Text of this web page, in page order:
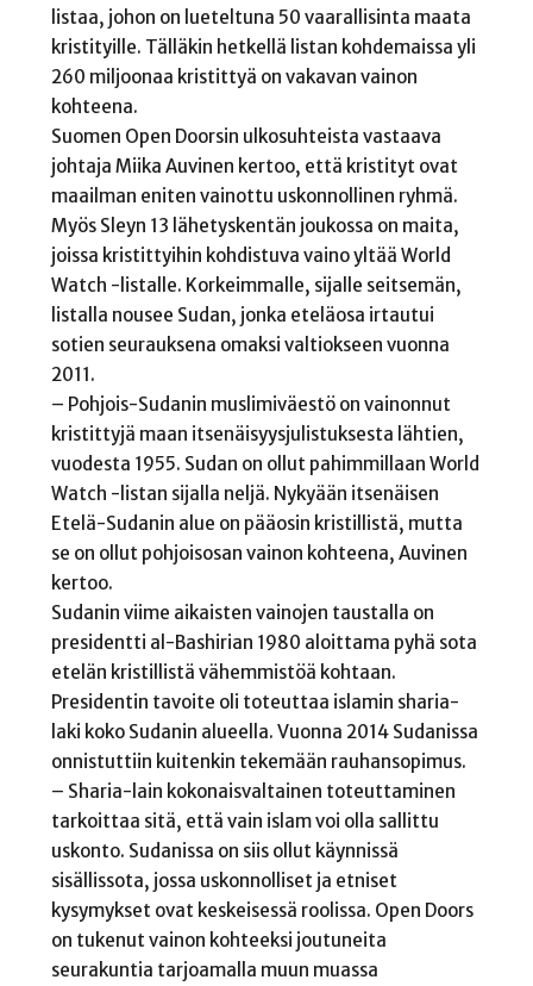
listaa, johon on lueteltuna 50 vaarallisinta maata
kristityille. Tälläkin hetkellä listan kohdemaissa yli
260 miljoonaa kristittyä on vakavan vainon
kohteena.
Suomen Open Doorsin ulkosuhteista vastaava
johtaja Miika Auvinen kertoo, että kristityt ovat
maailman eniten vainottu uskonnollinen ryhmä.
Myös Sleyn 13 lähetyskentän joukossa on maita,
joissa kristittyihin kohdistuva vaino yltää World
Watch -listalle. Korkeimmalle, sijalle seitsemän,
listalla nousee Sudan, jonka eteläosa irtautui
sotien seurauksena omaksi valtiokseen vuonna
2011.
– Pohjois-Sudanin muslimiväestö on vainonnut
kristittyjä maan itsenäisyysjulistuksesta lähtien,
vuodesta 1955. Sudan on ollut pahimmillaan World
Watch -listan sijalla neljä. Nykyään itsenäisen
Etelä-Sudanin alue on pääosin kristillistä, mutta
se on ollut pohjoisosan vainon kohteena, Auvinen
kertoo.
Sudanin viime aikaisten vainojen taustalla on
presidentti al-Bashirian 1980 aloittama pyhä sota
etelän kristillistä vähemmistöä kohtaan.
Presidentin tavoite oli toteuttaa islamin sharia-
laki koko Sudanin alueella. Vuonna 2014 Sudanissa
onnistuttiin kuitenkin tekemään rauhansopimus.
– Sharia-lain kokonaisvaltainen toteuttaminen
tarkoittaa sitä, että vain islam voi olla sallittu
uskonto. Sudanissa on siis ollut käynnissä
sisällissota, jossa uskonnolliset ja etniset
kysymykset ovat keskeisessä roolissa. Open Doors
on tukenut vainon kohteeksi joutuneita
seurakuntia tarjoamalla muun muassa